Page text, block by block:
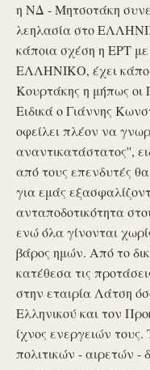
η ΝΔ - Μητσοτάκη
λεηλασία στο
κάποια σχέση η ΕΡΤ
ΕΛΛΗΝΙΚΟ, έχει
Κουρτάκης η μήπως οι
Ειδικά ο Γιάννης
οφείλει πλέον να
αναντικατάστατος'',
από τους επενδυτές
για εμάς
ανταποδοτικότητα
ενώ όλα γίνονται
βάρος ημών. Από το
κατέθεσα τις
στην εταιρία Λάτση
Ελληνικού και τον
ίχνος ενεργειών τους.
πολιτικών - αιρετών -